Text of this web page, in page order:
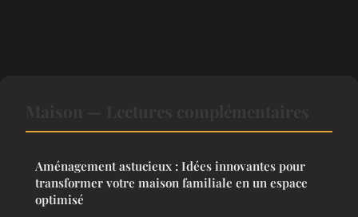
Aménagement astucieux : Idées innovantes pour
transformer votre maison familiale en un espace
optimisé